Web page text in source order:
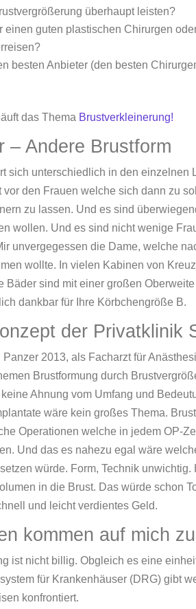
überhaupt leisten?
einen guten plastischen Chirurgen
besten Anbieter (den besten
das Thema Brustverkleinerung!
– Andere Brustform
sich unterschiedlich in den einzelnen
den Frauen welche sich dann zu
zu lassen. Und es sind
wollen. Und es sind nicht wenige
unvergegessen die Dame, welche
wollte. In vielen Kabinen von
Bäder sind mit einer großen
dankbar für Ihre Körbchengröße B.
der Privatklinik
2013, als Facharzt für
Brustformung durch
Ahnung vom Umfang und
wäre kein großes Thema.
Operationen welche in jedem OP-
Und das es nahezu egal wäre
würde. Form, Technik
in die Brust. Das würde schon
und leicht verdientes Geld.
kommen auf mich
ist nicht billig. Obgleich es eine
für Krankenhäuser (DRG) gibt
konfrontiert.